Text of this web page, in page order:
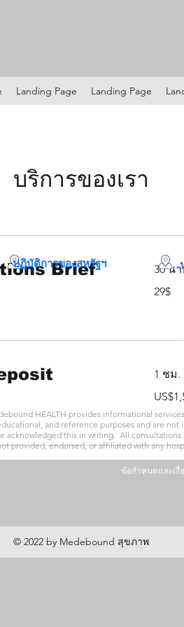
Landing Page Landing Page
บริการของเรา
Brief 30 น
29$
1 ชม.
ดอลลาร์
ปฏิบัติการของสหรัฐฯ
HEALTH provides informational
and reference purposes and are
acknowledged this in writing. All
provided, endorsed, or affiliated with any
ข้อกำหนดและเงื่
© 2022 by Medebound สุขภาพ